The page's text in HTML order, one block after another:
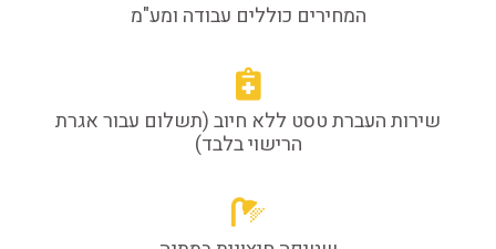
המחירים כוללים עבודה ומע"מ
שירות העברת טסט ללא חיוב (תשלום עבור אגרת
הרישוי בלבד)